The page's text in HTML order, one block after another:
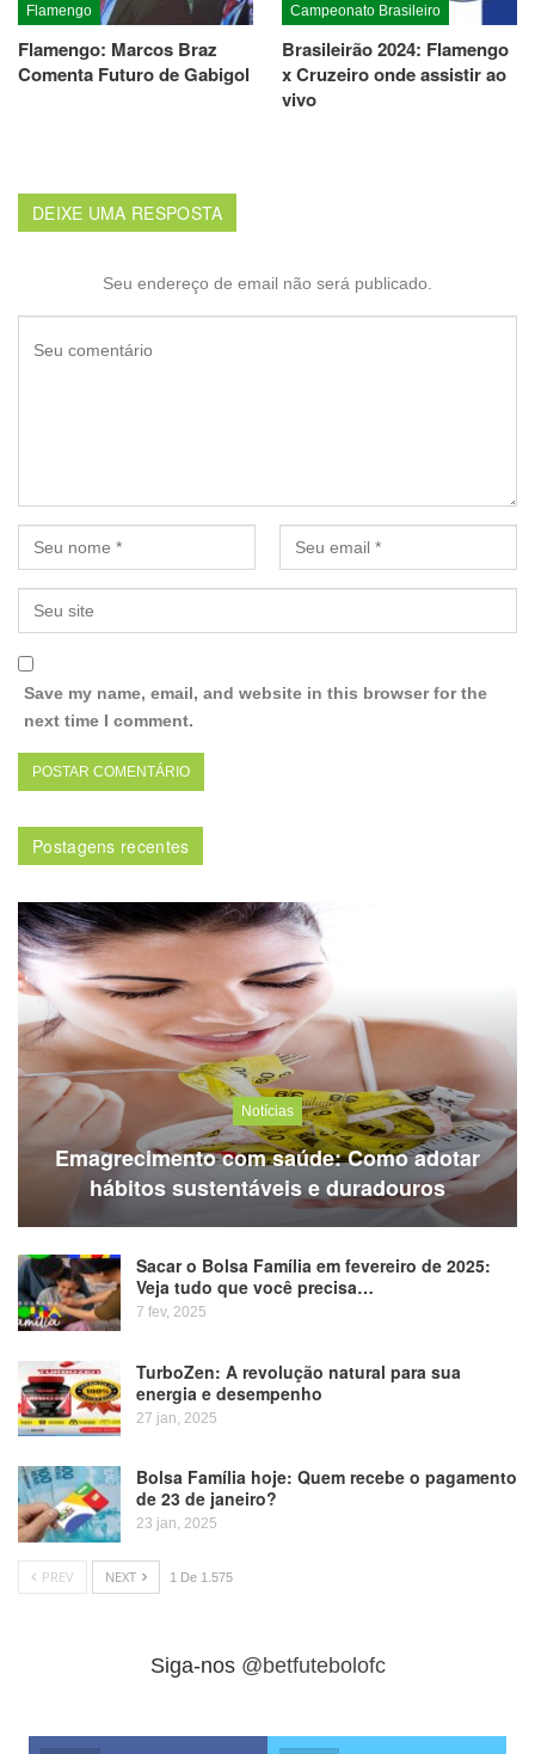
Flamengo
Flamengo: Marcos Braz
Comenta Futuro de Gabigol
Campeonato Brasileiro
Brasileirão 2024: Flamengo
x Cruzeiro onde assistir ao
vivo
DEIXE UMA RESPOSTA
Seu endereço de email não será publicado.
Save my name, email, and website in this browser for the
next time I comment.
Postagens recentes
Notícias
Emagrecimento com saúde: Como adotar
hábitos sustentáveis e duradouros
Sacar o Bolsa Família em fevereiro de 2025:
Veja tudo que você precisa…
7 fev, 2025
TurboZen: A revolução natural para sua
energia e desempenho
27 jan, 2025
Bolsa Família hoje: Quem recebe o pagamento
de 23 de janeiro?
23 jan, 2025
PREV NEXT 1 De 1.575
Siga-nos @betfutebolofc